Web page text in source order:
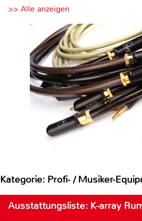
>> Alle anzeigen
Kategorie: Profi- / Musiker-
Ausstattungsliste: K-array